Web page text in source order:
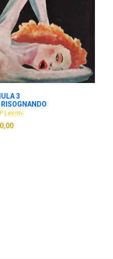
CART
3
| ex/m-